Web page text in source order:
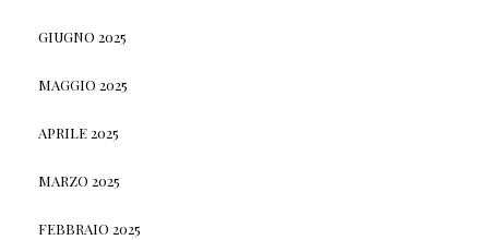
GIUGNO 2025
MAGGIO 2025
APRILE 2025
MARZO 2025
FEBBRAIO 2025